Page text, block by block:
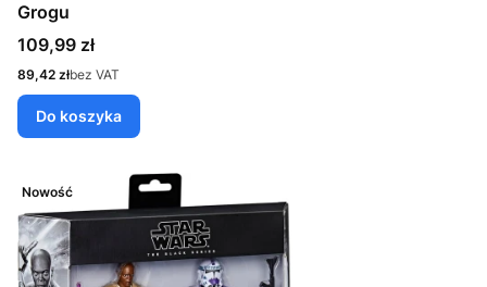
Grogu
Cena
109,99 zł
Cena
89,42 złbez VAT
Do koszyka
Nowość